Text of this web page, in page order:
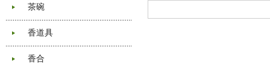
茶碗
香道具
香合